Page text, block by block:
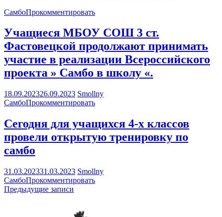
СамбоПрокомментировать
Учащиеся МБОУ СОШ 3 ст.
Фастовецкой продолжают принимать
участие в реализации Всероссийского
проекта » Самбо в школу «.
18.09.202326.09.2023 Smollny
СамбоПрокомментировать
Сегодня для учащихся 4-х классов
провели открытую тренировку по
самбо
31.03.202331.03.2023 Smollny
СамбоПрокомментировать
Навигация
Предыдущие записи